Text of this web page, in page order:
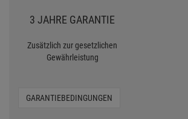
3 JAHRE GARANTIE
Zusätzlich zur gesetzlichen
Gewährleistung
GARANTIEBEDINGUNGEN